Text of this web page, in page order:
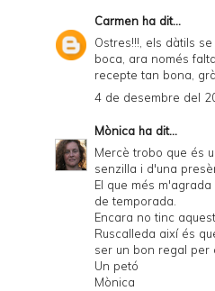
Carmen ha dit...
Ostres!!!, els dàtils
boca, ara només
recepte tan bona,
4 de desembre del
Mònica ha dit...
Mercè trobo que és
senzilla i d'una
El que més
de temporada.
Encara no tinc
Ruscalleda així és
ser un bon regal per
Un petó
Mònica